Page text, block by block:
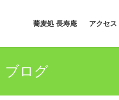
蕎麦処 長寿庵 アクセス
ブログ